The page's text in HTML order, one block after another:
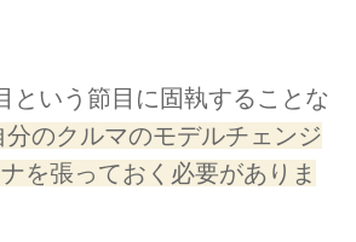
という節目に固執することな
分のクルマのモデルチェンジ
を張っておく必要がありま